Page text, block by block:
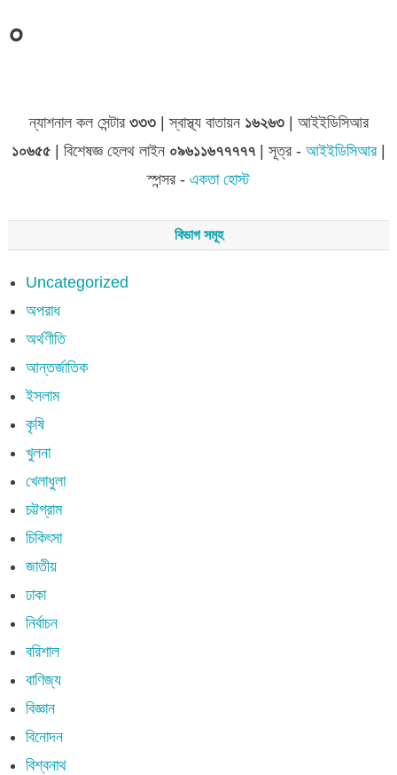
০
ন্যাশনাল কল সেন্টার ৩৩৩| স্বাস্থ্য বাতায়ন ১৬২৬৩| আইইডিসিআর
১০৬৫৫ | বিশেষজ্ঞ হেলথ লাইন ০৯৬১১৬৭৭৭৭৭| সূত্র - আইইডিসিআর|
স্পন্সর - একতা হোস্ট
বিভাগ সমূহ
Uncategorized
অপরাধ
অর্থণীতি
আন্তর্জাতিক
ইসলাম
কৃষি
খুলনা
খেলাধুলা
চট্টগ্রাম
চিকিৎসা
জাতীয়
ঢাকা
নির্বাচন
বরিশাল
বাণিজ্য
বিজ্ঞান
বিনোদন
বিশ্বনাথ